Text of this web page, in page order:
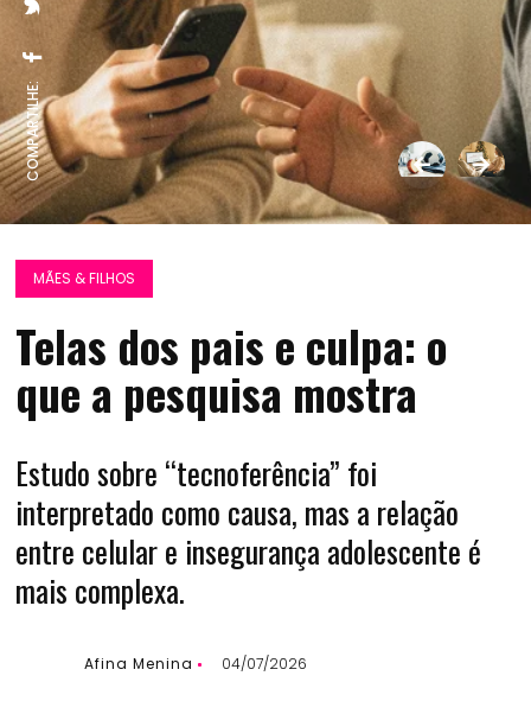
COMPARTILHE:
MÃES & FILHOS
Telas dos pais e culpa: o
que a pesquisa mostra
Estudo sobre “tecnoferência” foi
interpretado como causa, mas a relação
entre celular e insegurança adolescente é
mais complexa.
Afina Menina 04/07/2026